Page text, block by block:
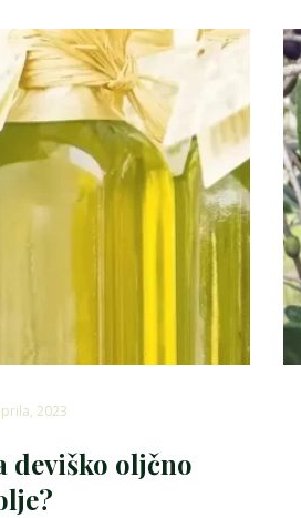
2023
deviško oljčno